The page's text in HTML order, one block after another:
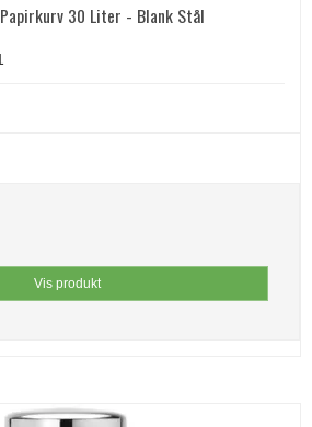
30 Liter - Blank Stål
Vis produkt